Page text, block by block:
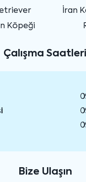
Köpeği
İran
Çalışma Saatleri
Bize Ulaşın